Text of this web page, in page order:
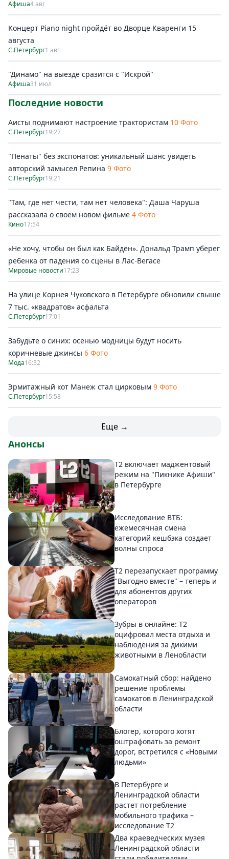
Афиша4 авг
Концерт Piano night пройдёт во Дворце Кваренги 15
августа
С.Петербург1 авг
"Динамо" на выезде сразится с "Искрой"
Афиша31 июл
Последние новости
Аисты поднимают настроение трактористам 10 Фото
С.Петербург19:27
"Пенаты" без экспонатов: уникальный шанс увидеть
авторский замысел Репина 9 Фото
С.Петербург19:21
"Там, где нет чести, там нет человека": Даша Чаруша
рассказала о своём новом фильме 4 Фото
Кино17:54
«Не хочу, чтобы он был как Байден». Дональд Трамп уберег
ребенка от падения со сцены в Лас-Вегасе
Мировые новости17:23
На улице Корнея Чуковского в Петербурге обновили свыше
7 тыс. «квадратов» асфальта
С.Петербург17:01
Забудьте о синих: осенью модницы будут носить
коричневые джинсы 6 Фото
Мода16:32
Эрмитажный кот Манеж стал цирковым 9 Фото
С.Петербург15:58
Еще →
Анонсы
Т2 включает маджентовый
режим на "Пикнике Афиши"
в Петербурге
Исследование ВТБ:
ежемесячная смена
категорий кешбэка создает
волны спроса
Т2 перезапускает программу
"Выгодно вместе" – теперь и
для абонентов других
операторов
Зубры в онлайне: Т2
оцифровал места отдыха и
наблюдения за дикими
животными в Ленобласти
Самокатный сбор: найдено
решение проблемы
самокатов в Ленинградской
области
Блогер, которого хотят
оштрафовать за ремонт
дорог, встретился с «Новыми
людьми»
В Петербурге и
Ленинградской области
растет потребление
мобильного трафика –
исследование T2
Два краеведческих музея
Ленинградской области